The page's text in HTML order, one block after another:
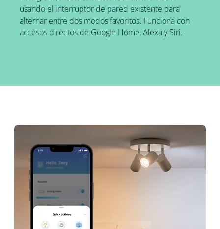
usando el interruptor de pared existente para
alternar entre dos modos favoritos. Funciona con
accesos directos de Google Home, Alexa y Siri.